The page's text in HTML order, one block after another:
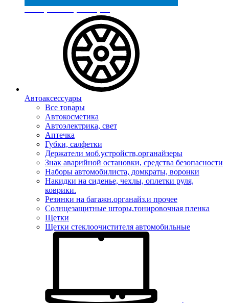
Реестр МинПромТорга
Автоаксессуары
Все товары
Автокосметика
Автоэлектрика, свет
Аптечка
Губки, салфетки
Держатели моб.устройств,органайзеры
Знак аварийной остановки, средства безопасности
Наборы автомобилиста, домкраты, воронки
Накидки на сиденье, чехлы, оплетки руля,
коврики.
Резинки на багажн.органайз.и прочее
Солнцезащитные шторы,тонировочная пленка
Щетки
Щетки стеклоочистителя автомобильные